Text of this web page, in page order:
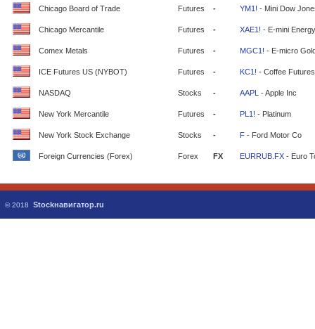
Chicago Board of Trade Futures - YM1! - Mini Dow
Chicago Mercantile Futures - XAE1! - E-mini
Comex Metals Futures - MGC1! - E-micro
ICE Futures US (NYBOT) Futures - KC1! - Coffee Futures
NASDAQ Stocks - AAPL - Apple Inc
New York Mercantile Futures - PL1! - Platinum
New York Stock Exchange Stocks - F - Ford Motor Co
Foreign Currencies (Forex) Forex FX EURRUB.FX - Euro
© 2018 Stockнавигатор.ru